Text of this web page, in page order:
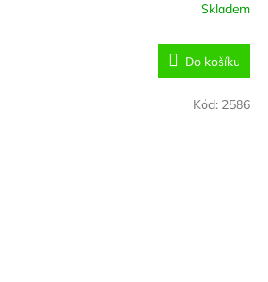
Skladem
Do košíku
Kód: 2586